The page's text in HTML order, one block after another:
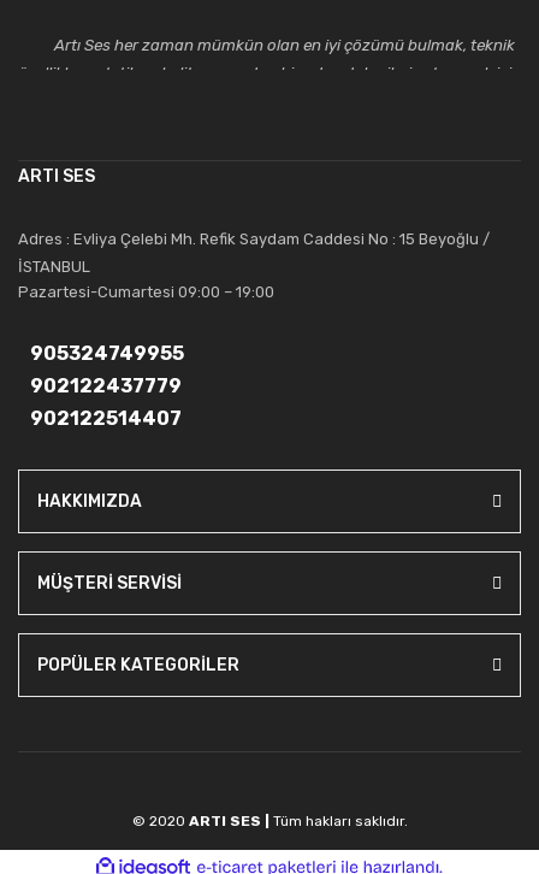
Artı Ses her zaman mümkün olan en iyi çözümü bulmak, teknik
özellikler, estetik ve kalite açısından bir adım daha ileriye taşımak için
saygıdeğer yerini kazanmıştır.
Artı Ses, güler yüzü ve deneyimi ile bu gün ve gelecekte
güvenebileceğiniz bir tercihtir.
ARTI SES
Adres : Evliya Çelebi Mh. Refik Saydam Caddesi No : 15 Beyoğlu /
İSTANBUL
Pazartesi-Cumartesi 09:00 – 19:00
905324749955
902122437779
902122514407
HAKKIMIZDA
MÜŞTERİ SERVİSİ
POPÜLER KATEGORİLER
© 2020 ARTI SES | Tüm hakları saklıdır.
ideasoft e-